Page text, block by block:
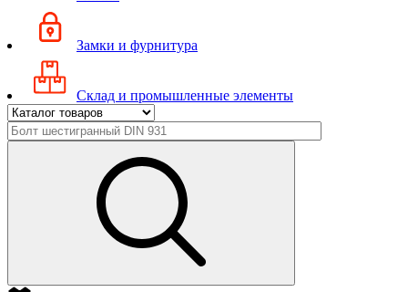
Замки и фурнитура
Склад и промышленные элементы